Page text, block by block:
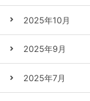
2025年10月
2025年9月
2025年7月